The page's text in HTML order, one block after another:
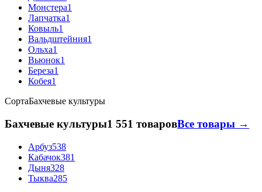
Монстера1
Лапчатка1
Ковыль1
Вальдштейния1
Ольха1
Вьюнок1
Береза1
Кобея1
СортаБахчевые культуры
Бахчевые культуры1 551 товаровВсе товары →
Арбуз538
Кабачок381
Дыня328
Тыква285